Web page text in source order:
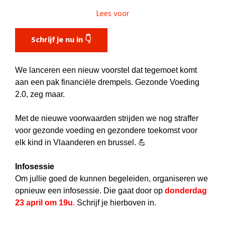
Lees voor
Schrijf je nu in 👇
We lanceren een nieuw voorstel dat tegemoet komt
aan een pak financiële drempels. Gezonde Voeding
2.0, zeg maar.
Met de nieuwe voorwaarden strijden we nog straffer
voor gezonde voeding en gezondere toekomst voor
elk kind in Vlaanderen en brussel. 💪
Infosessie
Om jullie goed de kunnen begeleiden, organiseren we
opnieuw een infosessie. Die gaat door opdonderdag
23 april om 19u. Schrijf je hierboven in.